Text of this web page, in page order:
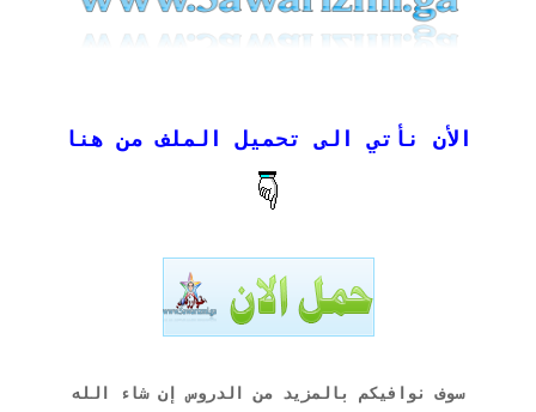
الأن نأتي الى تحميل الملف من هنا
سوف نوافيكم بالمزيد من الدروس إن شاء الله